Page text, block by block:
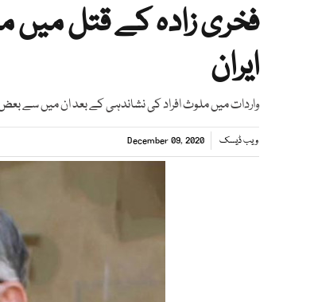
فخری زادہ کے قتل میں
ایران
واردات میں ملوث افراد کی نشاندہی کے بعد ان میں سے بعض
ویب ڈیسک December 09, 2020